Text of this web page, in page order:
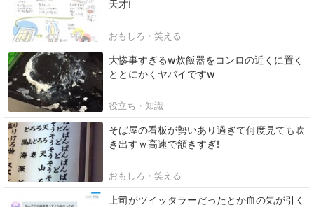
天才!
おもしろ・笑える
大惨事すぎるw炊飯器をコンロの近くに置く
ととにかくヤバイですw
役立ち・知識
そば屋の看板が勢いあり過ぎて何度見ても吹
き出すｗ高速で頷きすぎ!
おもしろ・笑える
上司がツイッタラーだったとか血の気が引く